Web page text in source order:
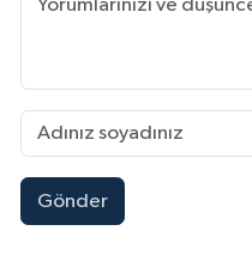
Gönder